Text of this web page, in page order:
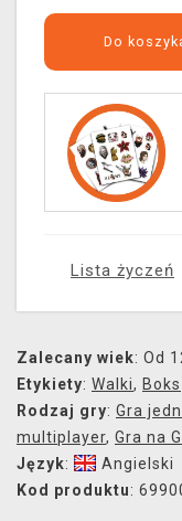
Do
Lista życzeń
Zalecany wiek: Od
Etykiety: Walki, Boks
Rodzaj gry: Gra
multiplayer, Gra na
Język:
Angielski
Kod produktu: